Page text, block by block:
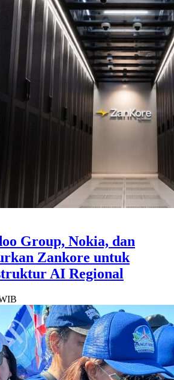
Group, Nokia, dan
Zankore untuk
AI Regional